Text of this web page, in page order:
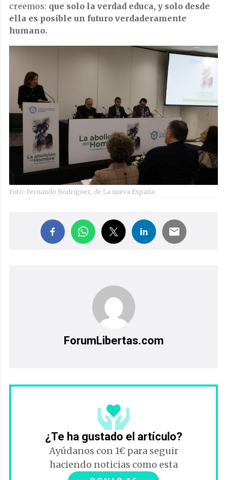
creemos: que solo la verdad educa, y solo desde
ella es posible un futuro verdaderamente
humano.
Foto: Fernando Rodríguez, de La nueva España
ForumLibertas.com
¿Te ha gustado el artículo?
Ayúdanos con 1€ para seguir
haciendo noticias como esta